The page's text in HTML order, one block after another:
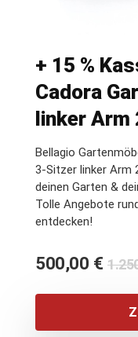
+ 15 %
Cadora
linker Arm
Bellagio
3-Sitzer linker Arm
deinen Garten &
Tolle Angebote
entdecken!
500,00 €